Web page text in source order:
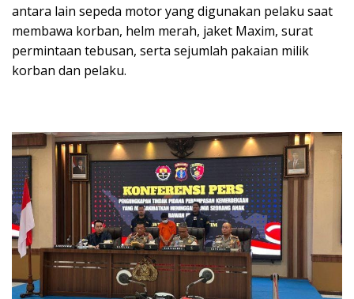
antara lain sepeda motor yang digunakan pelaku saat
membawa korban, helm merah, jaket Maxim, surat
permintaan tebusan, serta sejumlah pakaian milik
korban dan pelaku.